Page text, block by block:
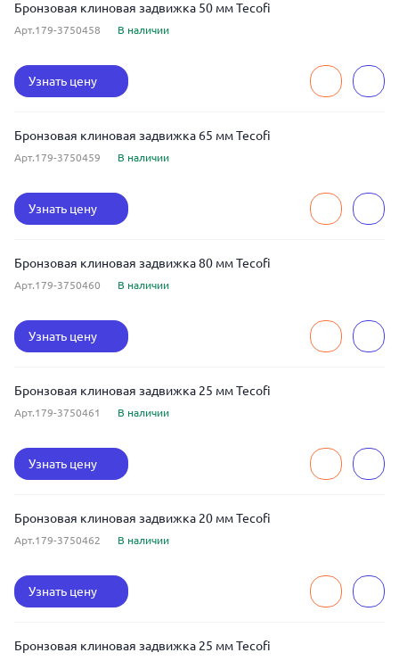
Бронзовая клиновая задвижка 50 мм Tecofi
Арт.179-3750458 В наличии
Узнать цену
Бронзовая клиновая задвижка 65 мм Tecofi
Арт.179-3750459 В наличии
Узнать цену
Бронзовая клиновая задвижка 80 мм Tecofi
Арт.179-3750460 В наличии
Узнать цену
Бронзовая клиновая задвижка 25 мм Tecofi
Арт.179-3750461 В наличии
Узнать цену
Бронзовая клиновая задвижка 20 мм Tecofi
Арт.179-3750462 В наличии
Узнать цену
Бронзовая клиновая задвижка 25 мм Tecofi